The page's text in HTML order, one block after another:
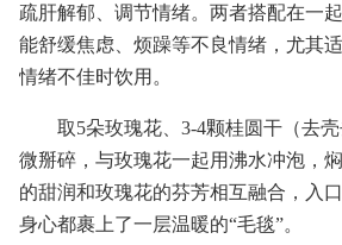
疏肝解郁、调节情绪。两者搭配在一
能舒缓焦虑、烦躁等不良情绪，尤其
情绪不佳时饮用。
取5朵玫瑰花、3-4颗桂圆干（去
微掰碎，与玫瑰花一起用沸水冲泡，
的甜润和玫瑰花的芬芳相互融合，入
身心都裹上了一层温暖的“毛毯”。